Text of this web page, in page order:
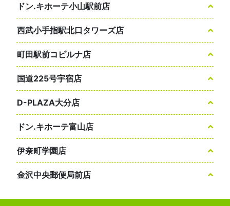
ドン.キホーテ小山駅前店
西武小手指駅北口タワーズ店
町田駅前コビルナ店
国道225号宇宿店
D-PLAZA大分店
ドン.キホーテ富山店
伊奈町学園店
金沢中央郵便局前店